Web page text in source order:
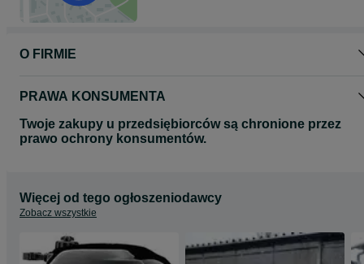
O FIRMIE
PRAWA KONSUMENTA
Twoje zakupy u przedsiębiorców są chronione przez
prawo ochrony konsumentów.
Więcej od tego ogłoszeniodawcy
Zobacz wszystkie